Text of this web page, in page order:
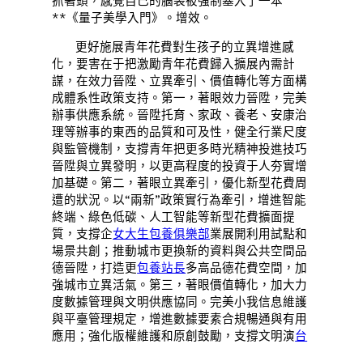
**《量子美學入門》。增效。
更好施展青年花費對生孩子的立異增進感
化，要害在于把激勵青年花費歸入擴展內需計
謀，在效力晉陞、立異牽引、價值轉化等方面構
成體系性政策支持。第一，著眼效力晉陞，完美
辦事供應系統。晉陞托育、家政、養老、安康治
理等辦事的東西的品質和可及性，健全行業尺度
與監管機制，支撐青年把更多時光精神投進技巧
晉陞與立異發明，以更高程度的投資于人夯實增
加基礎。第二，著眼立異牽引，優化新型花費周
遭的狀況。以“兩新”政策實行為牽引，增進智能
終端、綠色低碳、人工智能等新型花費擴面提
質，支撐企女大生包養俱樂部業展開利用試點和
場景共創；推動城市更換新的資料與公共空間品
德晉陞，打造更包養站長多高品德花費空間，加
強城市立異活氣。第三，著眼價值轉化，加大力
度數據管理與文明供應協同。完美小我信息維護
與平臺管理規定，增進數據要素合規暢通與有用
應用；強化版權維護和原創鼓勵，支撐文明演台